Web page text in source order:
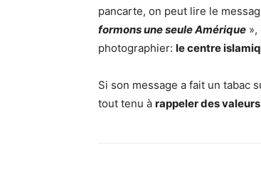
pancarte, on peut lire le
formons une seule Amérique »,
photographier: le centre
Si son message a fait un tabac
tout tenu à rappeler des